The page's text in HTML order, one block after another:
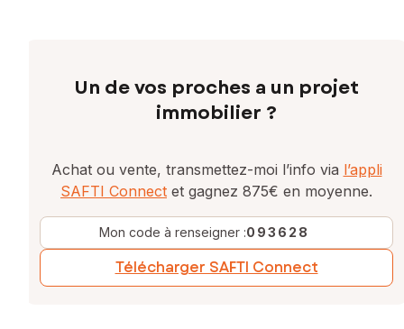
Un de vos proches a un projet
immobilier ?
Achat ou vente, transmettez-moi l’info via l’appli
SAFTI Connect et gagnez 875€ en moyenne.
Mon code à renseigner :093628
Télécharger SAFTI Connect